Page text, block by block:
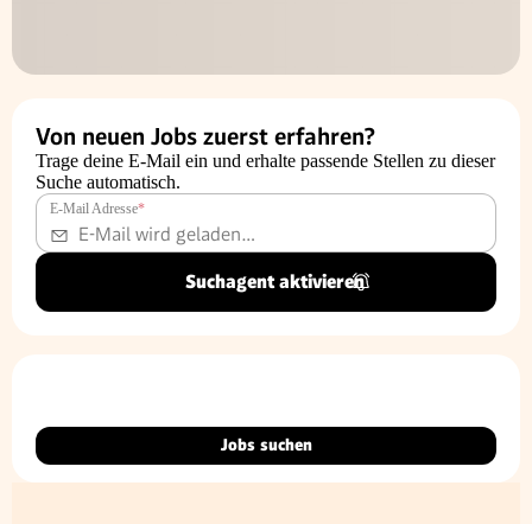
Von neuen Jobs zuerst erfahren?
Trage deine E-Mail ein und erhalte passende Stellen zu dieser
Suche automatisch.
E-Mail Adresse*
Suchagent aktivieren
Jobs suchen